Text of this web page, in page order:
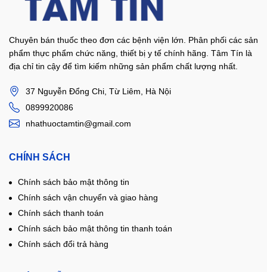
Chuyên bán thuốc theo đơn các bệnh viện lớn. Phân phối các sản
phẩm thực phẩm chức năng, thiết bị y tế chính hãng. Tâm Tín là
địa chỉ tin cậy để tìm kiếm những sản phẩm chất lượng nhất.
37 Nguyễn Đổng Chi, Từ Liêm, Hà Nội
0899920086
nhathuoctamtin@gmail.com
CHÍNH SÁCH
Chính sách bảo mật thông tin
Chính sách vận chuyển và giao hàng
Chính sách thanh toán
Chính sách bảo mật thông tin thanh toán
Chính sách đổi trả hàng